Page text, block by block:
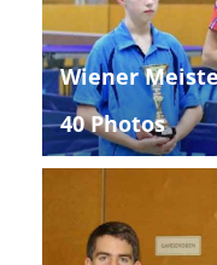
Wiener
40 Photos